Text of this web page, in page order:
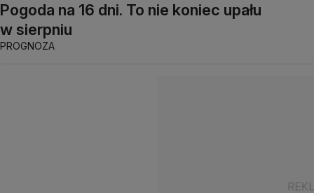
Pogoda na 16 dni. To nie koniec upału
w sierpniu
PROGNOZA